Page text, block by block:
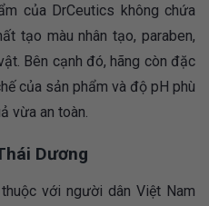
của DrCeutics không chứa
tạo màu nhân tạo, paraben,
Bên cạnh đó, hãng còn đặc
của sản phẩm và độ pH phù
vừa an toàn.
Dương
với người dân Việt Nam